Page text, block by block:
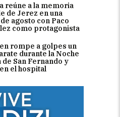
reúne a la memoria
de Jerez en una
agosto con Paco
como protagonista
rompe a golpes un
durante la Noche
de San Fernando y
el hospital